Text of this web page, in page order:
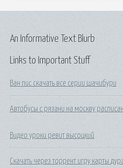
Links to Important Stuff
Ван пис скачать все серии шачибури
Автобусы с рязани на москву
Видео уроки ревит высоцкий
Скачать через торрент игру карты
An Informative Text Blurb